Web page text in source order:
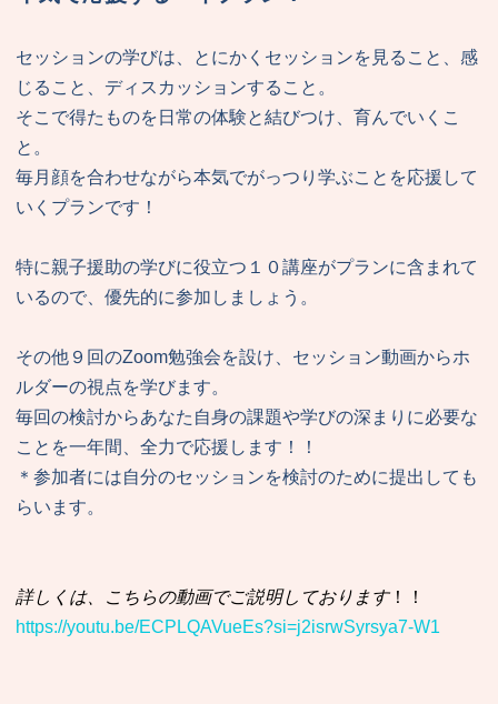
セッションの学びは、とにかくセッションを見ること、感
じること、ディスカッションすること。
そこで得たものを日常の体験と結びつけ、育んでいくこ
と。
毎月顔を合わせながら本気でがっつり学ぶことを応援して
いくプランです！
特に親子援助の学びに役立つ１０講座がプランに含まれて
いるので、優先的に参加しましょう。
その他９回のZoom勉強会を設け、セッション動画からホ
ルダーの視点を学びます。
毎回の検討からあなた自身の課題や学びの深まりに必要な
ことを一年間、全力で応援します！！
＊参加者には自分のセッションを検討のために提出しても
らいます。
詳しくは、こちらの動画でご説明しております！！
https://youtu.be/ECPLQAVueEs?si=j2isrwSyrsya7-W1